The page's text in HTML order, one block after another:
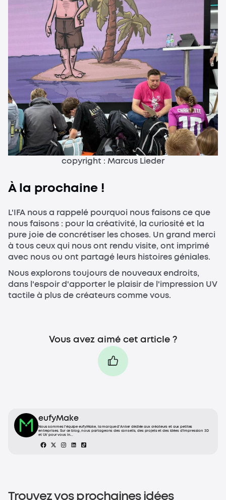
copyright : Marcus Lieder
À la prochaine !
L'IFA nous a rappelé pourquoi nous faisons ce que
nous faisons : pour la créativité, la curiosité et la
pure joie de concrétiser les choses. Un grand merci
à tous ceux qui nous ont rendu visite, ont imprimé
avec nous ou ont partagé leurs histoires géniales.
Nous explorons toujours de nouveaux endroits,
dans l'espoir d'apporter le plaisir de l'impression UV
tactile à plus de créateurs comme vous.
Vous avez aimé cet article ?
eufyMake
Nous sommes l'équipe eufyMake, la marque d'Anker dédiée aux créateurs et aux petites
entreprises. Sur ce blog, nous partageons des conseils, des projets et des idées d'impression 3D
et UV pour vous in...
Trouvez vos prochaines idées